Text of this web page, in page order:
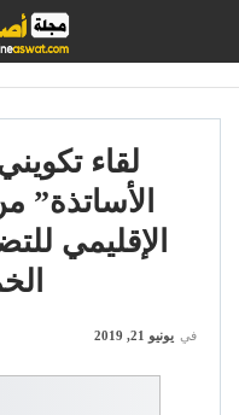
لقاء
الأساتذة”
الإقليمي
في يونيو 21, 2019